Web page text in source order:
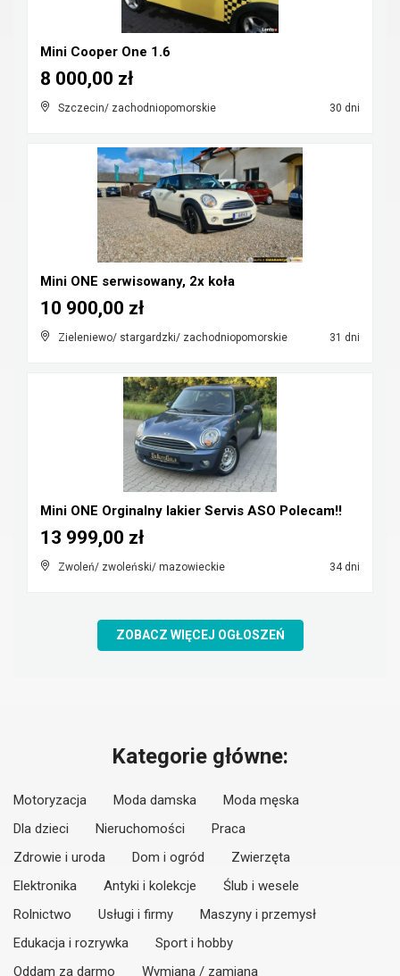
Mini Cooper One 1.6
Szczecin/ zachodniopomorskie 30 dni
8 000,00 zł
Mini ONE serwisowany, 2x koła
Zieleniewo/ stargardzki/ zachodniopomorskie 31 dni
10 900,00 zł
Mini ONE Orginalny lakier Servis ASO Polecam!!
Zwoleń/ zwoleński/ mazowieckie 34 dni
13 999,00 zł
ZOBACZ WIĘCEJ OGŁOSZEŃ
Kategorie główne:
Motoryzacja Moda damska
Moda męska
Dla dzieci
Nieruchomości
Praca
Zdrowie i uroda
Dom i ogród
Zwierzęta
Elektronika
Antyki i kolekcje
Ślub i wesele
Rolnictwo
Usługi i firmy
Maszyny i przemysł
Edukacja i rozrywka
Sport i hobby
Oddam za darmo
Wymiana / zamiana